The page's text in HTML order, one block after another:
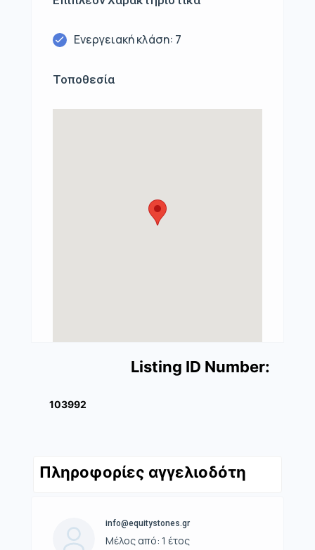
Ενεργειακή κλάση: 7
Τοποθεσία
Listing ID Number:
103992
Πληροφορίες αγγελιοδότη
info@equitystones.gr
Μέλος από: 1 έτος